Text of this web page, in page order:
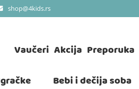
shop@4kids.rs
Vaučeri Akcija Preporuka
Bebi i dečija soba